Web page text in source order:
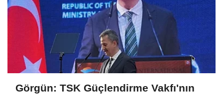
Görgün: TSK Güçlendirme Vakfı'nın